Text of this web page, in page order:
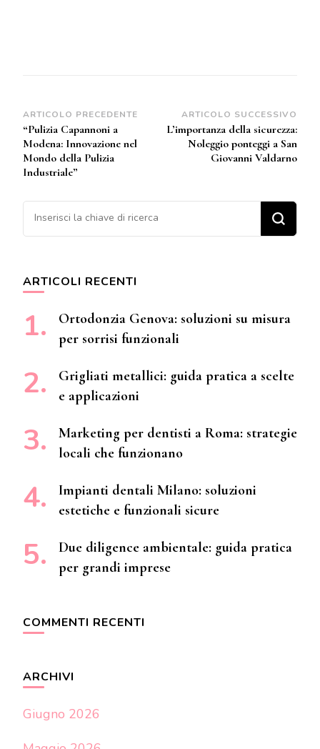
Navigazione
articoli
ARTICOLO PRECEDENTE
“Pulizia Capannoni a
Modena: Innovazione nel
Mondo della Pulizia
Industriale”
ARTICOLO SUCCESSIVO
L’importanza della sicurezza:
Noleggio ponteggi a San
Giovanni Valdarno
Cerchi qualcosa?
ARTICOLI RECENTI
Ortodonzia Genova: soluzioni su misura
per sorrisi funzionali
Grigliati metallici: guida pratica a scelte
e applicazioni
Marketing per dentisti a Roma: strategie
locali che funzionano
Impianti dentali Milano: soluzioni
estetiche e funzionali sicure
Due diligence ambientale: guida pratica
per grandi imprese
COMMENTI RECENTI
ARCHIVI
Giugno 2026